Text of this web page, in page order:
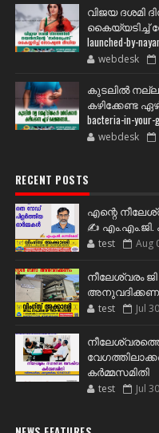
വിജയ
കൈയ്യടിച്ച്
launched-by-
webdesk
കുടലിൽ നല്ല
കഴിക്കേണ്ട ഏഴ്
bacteria-in-your-
webdesk
RECENT POSTS
എന്റെ
✍️
test Aug
നീലേശ്വരം
test Jul
കർമ്മസമിതി
test Jul